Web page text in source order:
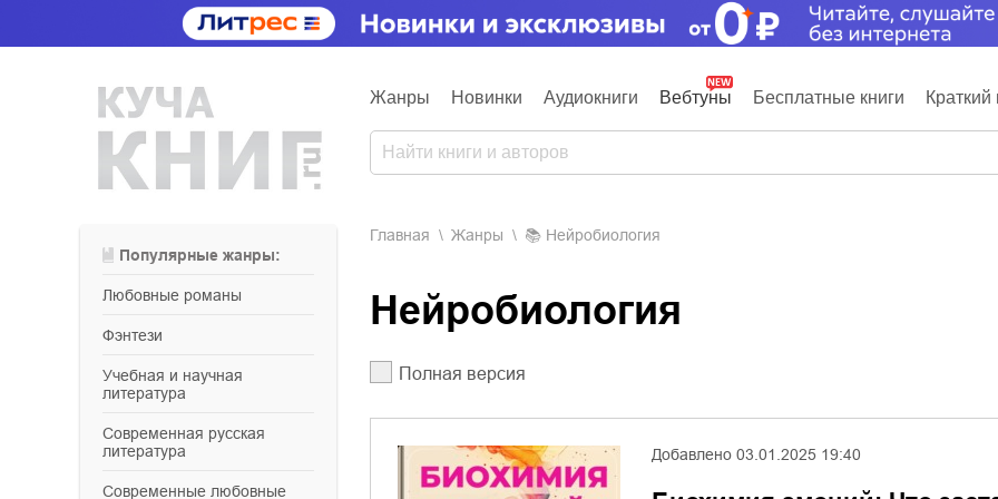
Жанры Новинки Аудиокниги Вебтуны Бесплатные книги Краткий
Популярные жанры:
любовные романы
фэнтези
учебная и научная
литература
современная русская
литература
современные любовные
Главная Жанры Нейробиология
Нейробиология
Полная версия
Добавлено 03.01.2025 19:40